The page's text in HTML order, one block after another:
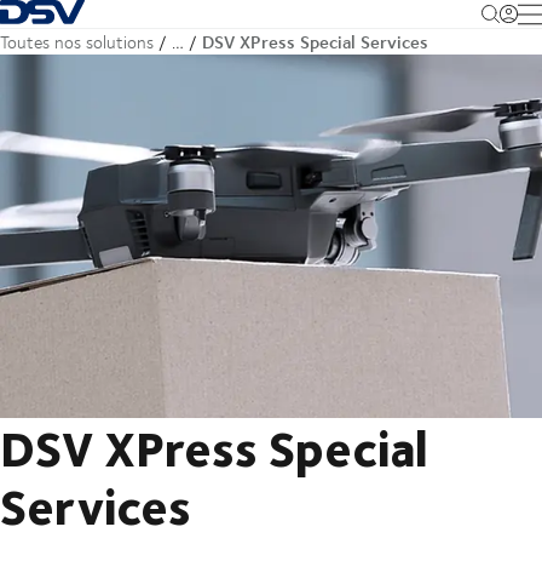
Retour à la page d'accueil
Toutes nos solutions … DSV XPress Special Services
DSV XPress Special
Services